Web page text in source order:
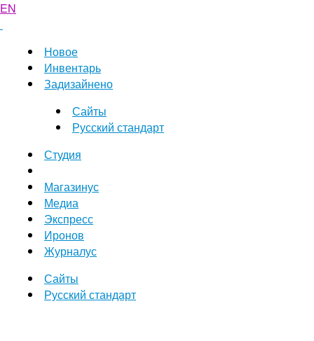
EN
Новое
Инвентарь
Задизайнено
Сайты
Русский стандарт
Студия
Магазинус
Медиа
Экспресс
Иронов
Журналус
Сайты
Русский стандарт